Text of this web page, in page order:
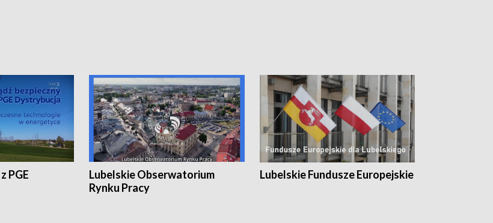
PGE
Lubelskie Obserwatorium
Rynku Pracy
Lubelskie Fundusze Europejskie